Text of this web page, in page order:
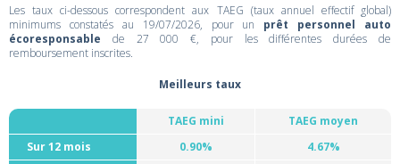
Les taux ci-dessous correspondent aux TAEG (taux annuel effectif global)
minimums constatés au 19/07/2026, pour un prêt personnel auto
écoresponsable de 27 000 €, pour les différentes durées de
remboursement inscrites.
Meilleurs taux
TAEG mini
TAEG moyen
Sur 12 mois
0.90%
4.67%